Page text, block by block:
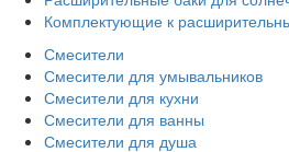
Комплектующие к
Смесители
Смесители для умывальников
Смесители для кухни
Смесители для ванны
Смесители для душа